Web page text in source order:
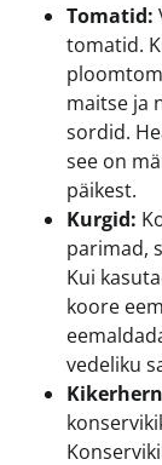
Tomatid:
tomatid.
maitse ja
sordid.
see on
päikest.
Kurgid:
parimad,
Kui
koore
vedeliku